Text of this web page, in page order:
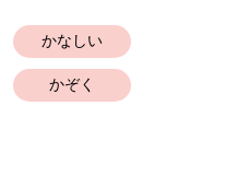
かなしい
かぞく